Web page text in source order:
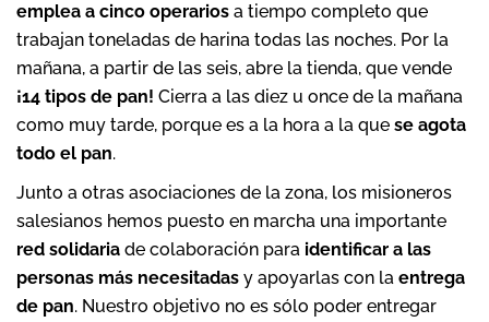
emplea a cinco operarios a tiempo completo que
trabajan toneladas de harina todas las noches. Por la
mañana, a partir de las seis, abre la tienda, que vende
¡14 tipos de pan! Cierra a las diez u once de la mañana
como muy tarde, porque es a la hora a la que se agota
todo el pan.
Junto a otras asociaciones de la zona, los misioneros
salesianos hemos puesto en marcha una importante
red solidaria de colaboración para identificar a las
personas más necesitadas y apoyarlas con la entrega
de pan. Nuestro objetivo no es sólo poder entregar